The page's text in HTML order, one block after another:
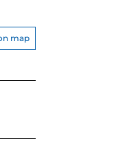
map